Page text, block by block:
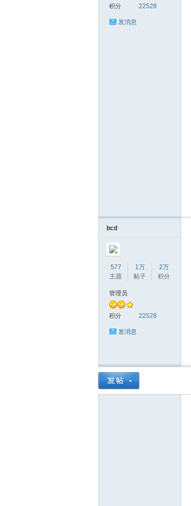
积分 22528
发消息
bcd
577
主题
1万
帖子
2万
积分
管理员
积分 22528
发消息